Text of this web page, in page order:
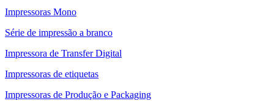
Impressoras Mono
Série de impressão a branco
Impressora de Transfer Digital
Impressoras de etiquetas
Impressoras de Produção e Packaging